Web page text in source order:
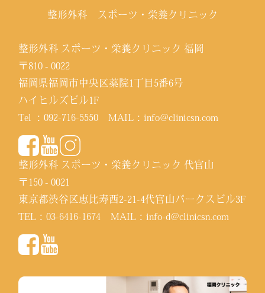
整形外科 スポーツ・栄養クリニック
整形外科 スポーツ・栄養クリニック 福岡
〒810 - 0022
福岡県福岡市中央区薬院1丁目5番6号
ハイヒルズビル1F
Tel ：092-716-5550 MAIL：info@clinicsn.com
整形外科 スポーツ・栄養クリニック 代官山
〒150 - 0021
東京都渋谷区恵比寿西2-21-4代官山パークスビル3F
TEL：03-6416-1674 MAIL：info-d@clinicsn.com